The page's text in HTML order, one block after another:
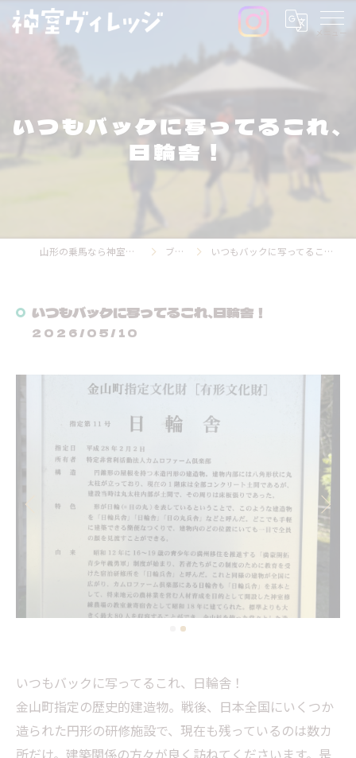
いつもバックに写ってるこれ、
日輪舎！
山形の乗馬なら神室ヴィレッジ ブログ いつもバックに写ってるこれ、日輪舎！
いつもバックに写ってるこれ、日輪舎！
2026/05/10
いつもバックに写ってるこれ、日輪舎！
金山町指定の歴史的建造物。戦後、日本全国にいくつか
造られた円形の研修施設で、現在も残っているのは数カ
所だけ。建築関係の方々が良く訪ねてくださいます。是